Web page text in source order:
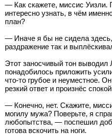
— Как скажете, миссис Уизли.
интересно узнать, в чём
план?
— Иначе я бы не сидела
раздражение так и
Этот заносчивый тон
понадобилось приложить
что-то грубое и неуместное.
резкий ответ и произнёс
— Конечно, нет. Скажите,
могилу мужа? Поверьте, я
любопытства, — поспешил
готова вскочить на ноги.